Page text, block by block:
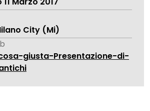
City (Mi)
giusta-Presentazione-di-